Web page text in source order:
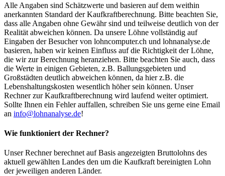
Alle Angaben sind Schätzwerte und basieren auf dem weithin
anerkannten Standard der Kaufkraftberechnung. Bitte beachten Sie,
dass alle Angaben ohne Gewähr sind und teilweise deutlich von der
Realität abweichen können. Da unsere Löhne vollständig auf
Eingaben der Besucher von lohncomputer.ch und lohnanalyse.de
basieren, haben wir keinen Einfluss auf die Richtigkeit der Löhne,
die wir zur Berechnung heranziehen. Bitte beachten Sie auch, dass
die Werte in einigen Gebieten, z.B. Ballungsgebieten und
Großstädten deutlich abweichen können, da hier z.B. die
Lebenshaltungskosten wesentlich höher sein können. Unser
Rechner zur Kaufkraftberechnung wird laufend weiter optimiert.
Sollte Ihnen ein Fehler auffallen, schreiben Sie uns gerne eine Email
an info@lohnanalyse.de!
Wie funktioniert der Rechner?
Unser Rechner berechnet auf Basis angezeigten Bruttolohns des
aktuell gewählten Landes den um die Kaufkraft bereinigten Lohn
der jeweiligen anderen Länder.